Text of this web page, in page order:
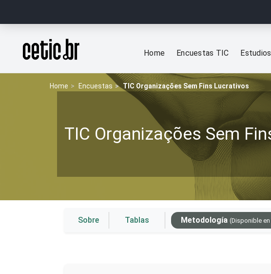
Página inicial
Home Encuestas TIC
Home Encuestas TIC Organizações Sem Fins Lucrativos
TIC Organizações Sem
Sobre Tablas Metodología (Disponible